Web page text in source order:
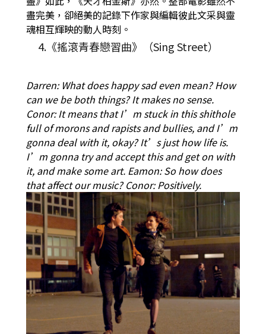
盡完美，卻絕美的記錄下作家與編輯彼此文采與靈
魂相互輝映的動人時刻。
4.《搖滾青春戀習曲》（Sing Street）
Darren: What does happy sad even mean? How
can we be both things? It makes no sense.
Conor: It means that I’m stuck in this shithole
full of morons and rapists and bullies, and I’m
gonna deal with it, okay? It’s just how life is.
I’m gonna try and accept this and get on with
it, and make some art. Eamon: So how does
that affect our music? Conor: Positively.